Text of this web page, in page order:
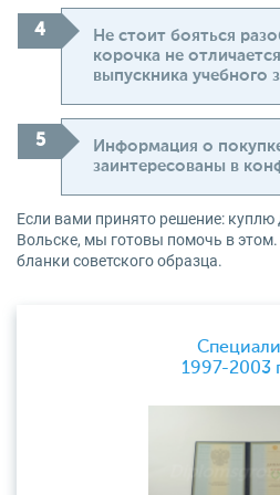
Не стоит бояться
корочка не
выпускника учебного
Информация о
заинтересованы в
Если вами принято решение:
Вольске, мы готовы помочь в
бланки советского образца.
1997-2003